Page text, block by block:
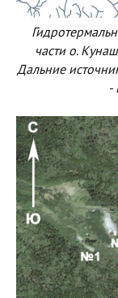
части о.
Дальние
-